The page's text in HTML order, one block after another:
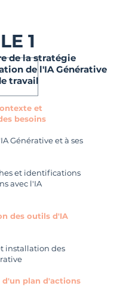
1
de la stratégie
de l'IA Générative
travail
et
besoins
Générative et à ses
et identifications
avec l'IA
des outils d'IA
installation des
d'un plan d'actions